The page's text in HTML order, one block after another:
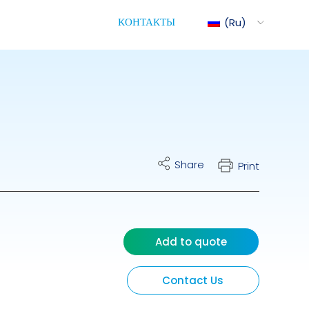
Ru
КОНТАКТЫ
Share Print
Contact Us
Add to quote